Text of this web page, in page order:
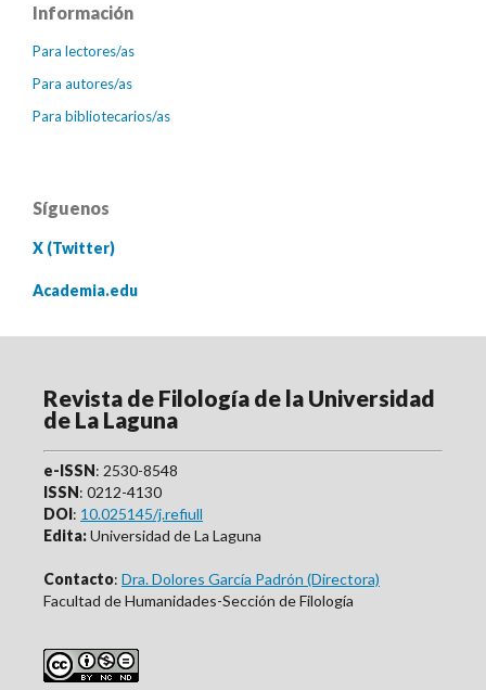
Información
Para lectores/as
Para autores/as
Para bibliotecarios/as
Síguenos
X (Twitter)
Academia.edu
Revista de Filología de la Universidad
de La Laguna
e-ISSN: 2530-8548
ISSN: 0212-4130
DOI: 10.025145/j.refiull
Edita:Universidad de La Laguna
Contacto: Dra. Dolores García Padrón (Directora)
Facultad de Humanidades-Sección de Filología